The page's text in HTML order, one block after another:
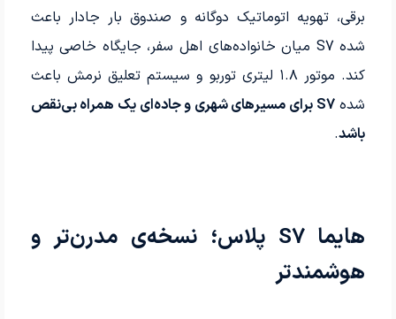
برقی، تهویه اتوماتیک دوگانه و صندوق بار جادار باعث
شده S7 میان خانواده‌های اهل سفر، جایگاه خاصی پیدا
کند. موتور ۱.۸ لیتری توربو و سیستم تعلیق نرمش باعث
شده
S7 برای مسیرهای شهری و جاده‌ای یک همراه بی‌نقص
باشد.
هایما S7 پلاس؛ نسخه‌ی مدرن‌تر و
هوشمندتر